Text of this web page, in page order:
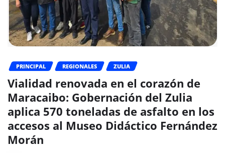
PRINCIPAL REGIONALES ZULIA
Vialidad renovada en el corazón de
Maracaibo: Gobernación del Zulia
aplica 570 toneladas de asfalto en los
accesos al Museo Didáctico Fernández
Morán